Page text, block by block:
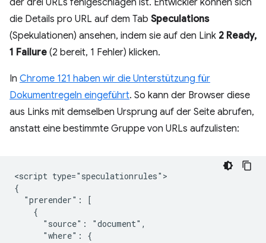
der drei URLs fehlgeschlagen ist. Entwickler können sich
die Details pro URL auf dem Tab Speculations
(Spekulationen) ansehen, indem sie auf den Link 2 Ready,
1 Failure (2 bereit, 1 Fehler) klicken.
In Chrome 121 haben wir die Unterstützung für
Dokumentregeln eingeführt. So kann der Browser diese
aus Links mit demselben Ursprung auf der Seite abrufen,
anstatt eine bestimmte Gruppe von URLs aufzulisten:
<script type="speculationrules">
{
  "prerender": [
    {
      "source": "document",
      "where": {